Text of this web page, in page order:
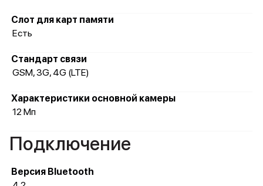
Слот для карт памяти
Есть
Стандарт связи
GSM, 3G, 4G (LTE)
Характеристики основной камеры
12 Мп
Подключение
Версия Bluetooth